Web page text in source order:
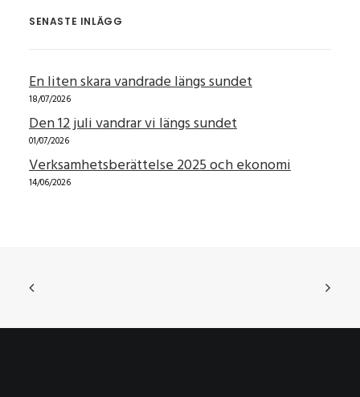
SENASTE INLÄGG
En liten skara vandrade längs sundet
18/07/2026
Den 12 juli vandrar vi längs sundet
01/07/2026
Verksamhetsberättelse 2025 och ekonomi
14/06/2026